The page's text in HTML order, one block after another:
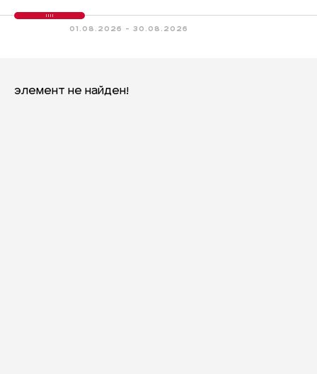
01.08.2026 - 30.08.2026
Элемент не найден!